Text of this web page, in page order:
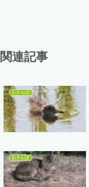
関連記事
おさんぽ
おさんぽ